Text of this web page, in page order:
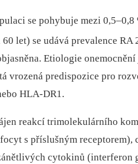
se pohybuje mezi 0,5–0,8
let) se udává prevalence RA
Etiologie
vrozená predispozice pro
HLA-DR1.
reakcí trimolekulárního
s příslušným receptorem),
cytokinů (interferon